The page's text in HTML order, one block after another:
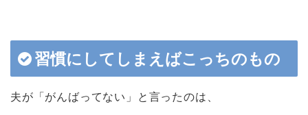
習慣にしてしまえばこっちのもの
夫が「がんばってない」と言ったのは、